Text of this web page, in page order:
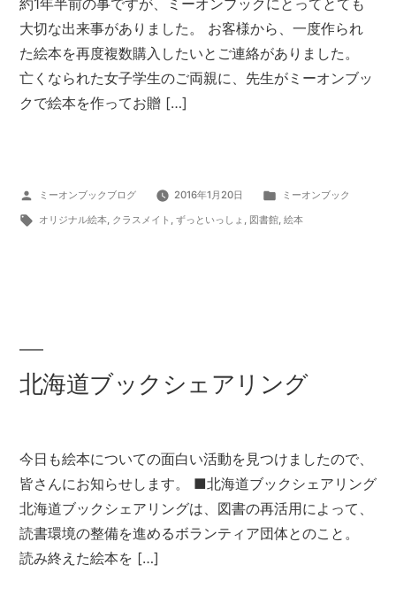
大切な出来事がありました。 お客様から、一度作られ
た絵本を再度複数購入したいとご連絡がありました。
亡くなられた女子学生のご両親に、先生がミーオンブッ
クで絵本を作ってお贈 […]
投
稿
ミーオンブックブログ 2016年1月20日
カ
テ
ミーオンブック
タ
オリジナル絵本, クラスメイト , ずっといっしょ , 図書館, 絵本
北海道ブックシェアリング
今日も絵本についての面白い活動を見つけましたので、
皆さんにお知らせします。 ■北海道ブックシェアリング
北海道ブックシェアリングは、図書の再活用によって、
読書環境の整備を進めるボランティア団体とのこと。
読み終えた絵本を […]